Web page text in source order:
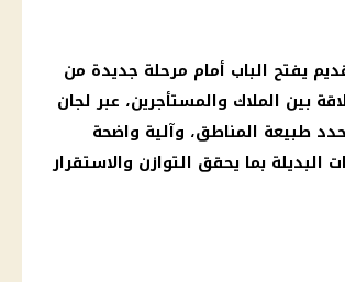
يفتح الباب أمام مرحلة جديدة من
بين الملاك والمستأجرين، عبر لجان
طبيعة المناطق، وآلية واضحة
بما يحقق التوازن والاستقرار